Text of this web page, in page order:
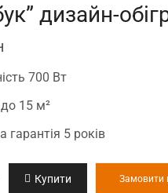
дизайн-
700 Вт
15 м²
гарантія 5 років
Купити Замовити